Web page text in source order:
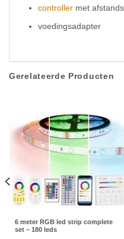
controller met
voedingsadapter
Gerelateerde Producten
6 meter RGB led strip complete
set – 180 leds